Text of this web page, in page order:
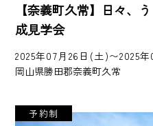
【奈義町久常】日々、
成見学会
2025年07月26日(土)〜2025
岡山県勝田郡奈義町久常
予約制